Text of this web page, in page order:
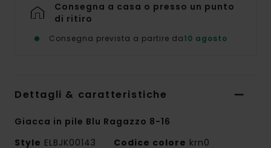
Consegna a casa o presso un punto
di ritiro
Consegna prevista a partire da10 agosto
Dettagli & caratteristiche
Giacca in pile Blu Ragazzo 8-16
Style ELBJK00143 Codice colore krn0